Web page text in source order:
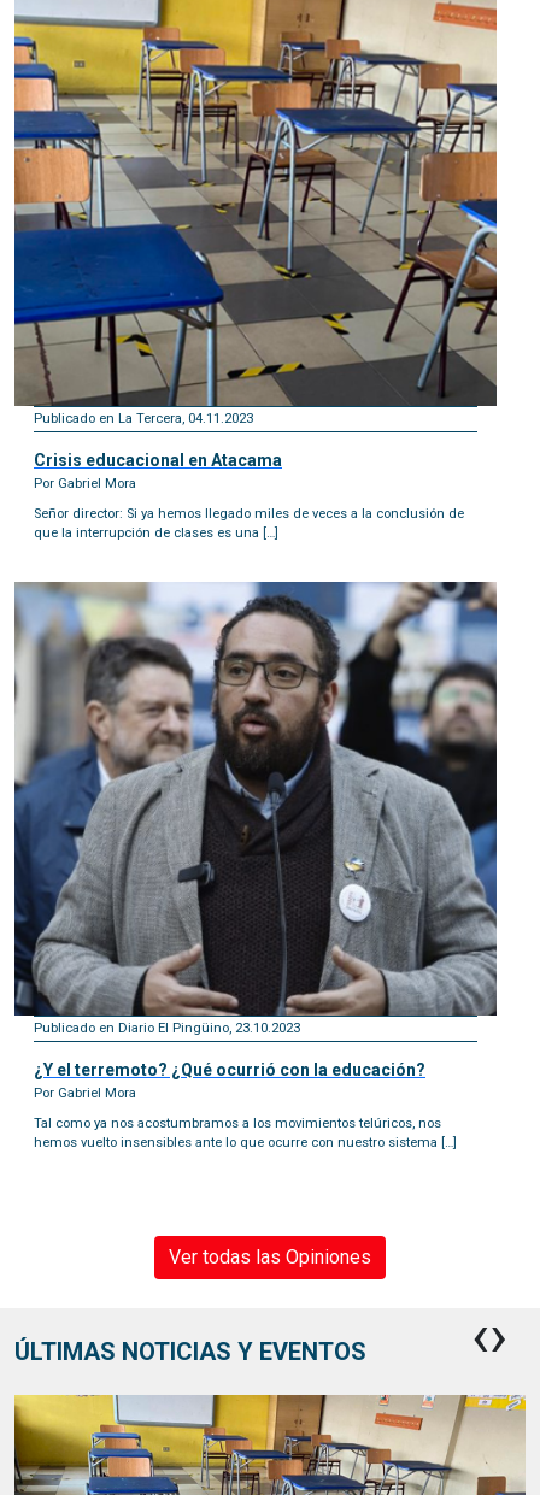
Publicado en La Tercera, 04.11.2023
Crisis educacional en Atacama
Por Gabriel Mora
Señor director: Si ya hemos llegado miles de veces a la conclusión de
que la interrupción de clases es una […]
Publicado en Diario El Pingüino, 23.10.2023
¿Y el terremoto? ¿Qué ocurrió con la educación?
Por Gabriel Mora
Tal como ya nos acostumbramos a los movimientos telúricos, nos
hemos vuelto insensibles ante lo que ocurre con nuestro sistema […]
Ver todas las Opiniones
ÚLTIMAS NOTICIAS Y EVENTOS ‹›